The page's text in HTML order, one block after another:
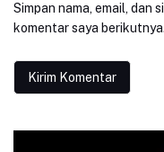
Simpan nama, email, dan
komentar saya berikutnya.